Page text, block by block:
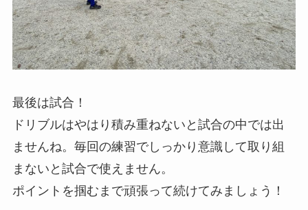
最後は試合！
ドリブルはやはり積み重ねないと試合の中では出
ませんね。毎回の練習でしっかり意識して取り組
まないと試合で使えません。
ポイントを掴むまで頑張って続けてみましょう！